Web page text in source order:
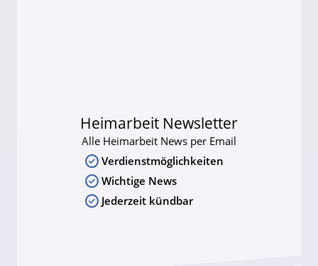
Heimarbeit Newsletter
Alle Heimarbeit News per Email
Verdienstmöglichkeiten
Wichtige News
Jederzeit kündbar